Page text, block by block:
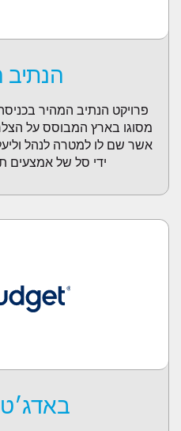
פרויקט הנתיב המהיר
מסוגו בארץ המבוסס על
אשר שם לו למטרה לנהל
ידי סל של אמצעים